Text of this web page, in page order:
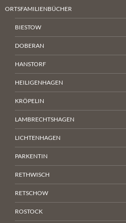
ORTSFAMILIENBÜCHER
BIESTOW
DOBERAN
HANSTORF
HEILIGENHAGEN
KRÖPELIN
LAMBRECHTSHAGEN
LICHTENHAGEN
PARKENTIN
RETHWISCH
RETSCHOW
ROSTOCK